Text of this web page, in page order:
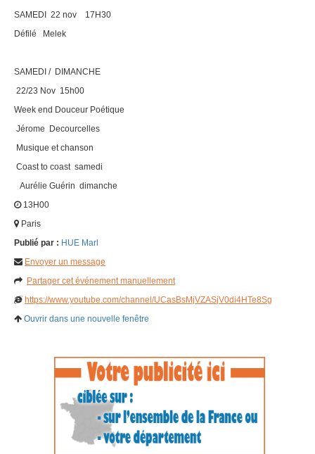
SAMEDI 22 nov 17H30
Défilé Melek
SAMEDI / DIMANCHE
22/23 Nov 15h00
Week end Douceur Poétique
Jérome Decourcelles
Musique et chanson
Coast to coast samedi
Aurélie Guérin dimanche
13H00
Paris
Publié par : HUE Marl
Envoyer un message
Partager cet événement manuellement
https://www.youtube.com/channel/UCasBsMjVZASjV0di4HTe8Sg
Ouvrir dans une nouvelle fenêtre